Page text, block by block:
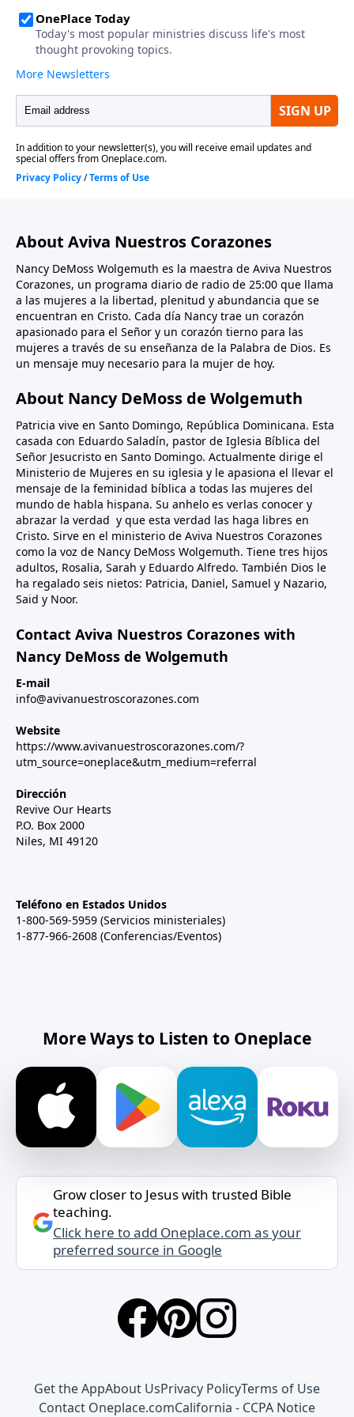
About Aviva Nuestros Corazones
Nancy DeMoss Wolgemuth es la maestra de Aviva Nuestros
Corazones, un programa diario de radio de 25:00 que llama
a las mujeres a la libertad, plenitud y abundancia que se
encuentran en Cristo. Cada día Nancy trae un corazón
apasionado para el Señor y un corazón tierno para las
mujeres a través de su enseñanza de la Palabra de Dios. Es
un mensaje muy necesario para la mujer de hoy.
About Nancy DeMoss de Wolgemuth
Patricia vive en Santo Domingo, República Dominicana. Esta
casada con Eduardo Saladín, pastor de Iglesia Bíblica del
Señor Jesucristo en Santo Domingo. Actualmente dirige el
Ministerio de Mujeres en su iglesia y le apasiona el llevar el
mensaje de la feminidad bíblica a todas las mujeres del
mundo de habla hispana. Su anhelo es verlas conocer y
abrazar la verdad y que esta verdad las haga libres en
Cristo. Sirve en el ministerio de Aviva Nuestros Corazones
como la voz de Nancy DeMoss Wolgemuth. Tiene tres hijos
adultos, Rosalia, Sarah y Eduardo Alfredo. También Dios le
ha regalado seis nietos: Patricia, Daniel, Samuel y Nazario,
Said y Noor.
Contact Aviva Nuestros Corazones with
Nancy DeMoss de Wolgemuth
E-mail
info@avivanuestroscorazones.com
Website
https://www.avivanuestroscorazones.com/?
utm_source=oneplace&utm_medium=referral
Dirección
Revive Our Hearts
P.O. Box 2000
Niles, MI 49120
Teléfono en Estados Unidos
1-800-569-5959 (Servicios ministeriales)
1-877-966-2608 (Conferencias/Eventos)
More Ways to Listen to Oneplace
Grow closer to Jesus with trusted Bible
teaching.
Click here to add Oneplace.com as your
preferred source in Google
Get the AppAbout UsPrivacy PolicyTerms of Use
Contact Oneplace.comCalifornia - CCPA Notice